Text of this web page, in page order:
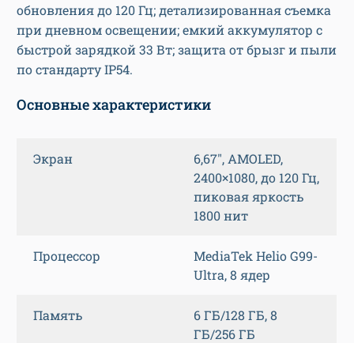
обновления до 120 Гц; детализированная съемка
при дневном освещении; емкий аккумулятор с
быстрой зарядкой 33 Вт; защита от брызг и пыли
по стандарту IP54.
Основные характеристики
Экран
6,67″, AMOLED,
2400×1080, до 120 Гц,
пиковая яркость
1800 нит
Процессор
MediaTek Helio G99-
Ultra, 8 ядер
Память
6 ГБ/128 ГБ, 8
ГБ/256 ГБ